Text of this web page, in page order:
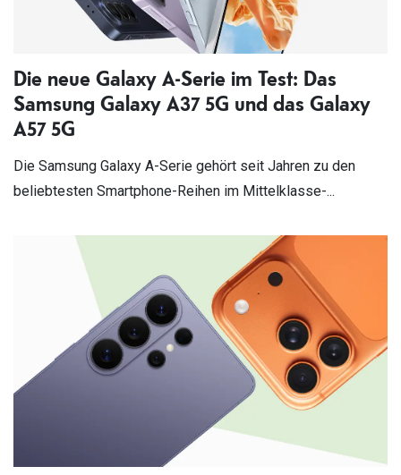
Die neue Galaxy A-Serie im Test: Das
Samsung Galaxy A37 5G und das Galaxy
A57 5G
Die Samsung Galaxy A-Serie gehört seit Jahren zu den
beliebtesten Smartphone-Reihen im Mittelklasse-...